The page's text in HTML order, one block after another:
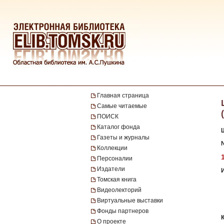
Главная страница
Самые читаемые
ПОИСК
Каталог фонда
Газеты и журналы
Коллекции
Персоналии
Издатели
Томская книга
Видеолекторий
Виртуальные выставки
Фонды партнеров
О проекте